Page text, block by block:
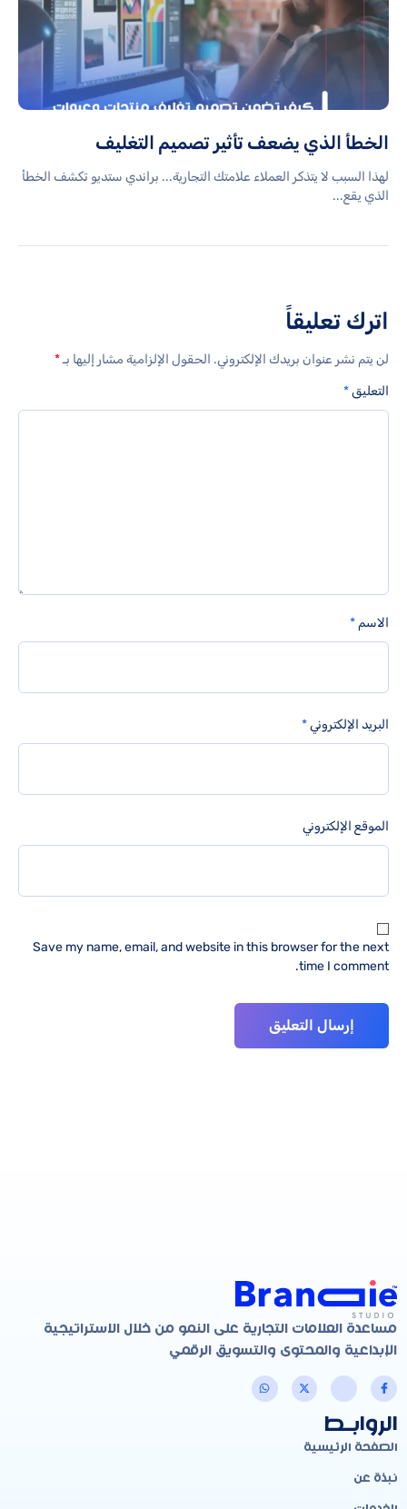
الخطأ الذي يضعف تأثير تصميم التغليف
لهذا السبب لا يتذكر العملاء علامتك التجارية... براندي ستديو تكشف الخطأ
الذي يقع...
اترك تعليقاً
لن يتم نشر عنوان بريدك الإلكتروني. الحقول الإلزامية مشار إليها بـ*
التعليق*
الاسم *
البريد الإلكتروني*
الموقع الإلكتروني
Save my name, email, and website in this browser for the next
time I comment.
مساعدة العلامات التجارية على النمو من خلال الاستراتيجية
الإبداعية والمحتوى والتسويق الرقمي
الروابـط
الصفحة الرئيسية
نبذة عن